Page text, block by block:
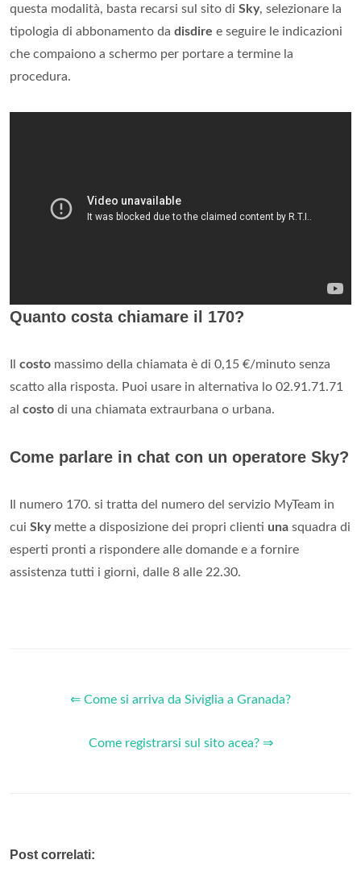
questa modalità, basta recarsi sul sito di Sky, selezionare la
tipologia di abbonamento da disdire e seguire le indicazioni
che compaiono a schermo per portare a termine la
procedura.
Quanto costa chiamare il 170?
costo massimo della chiamata è di 0,15 €/minuto senza
scatto alla risposta. Puoi usare in alternativa lo 02.91.71.71
al costo di una chiamata extraurbana o urbana.
Come parlare in chat con un operatore Sky?
Il numero 170. si tratta del numero del servizio MyTeam in
cui Skymette a disposizione dei propri clienti una squadra di
esperti pronti a rispondere alle domande e a fornire
assistenza tutti i giorni, dalle 8 alle 22.30.
⇐ Come si arriva da Siviglia a Granada?
Come registrarsi sul sito acea? ⇒
Post correlati: